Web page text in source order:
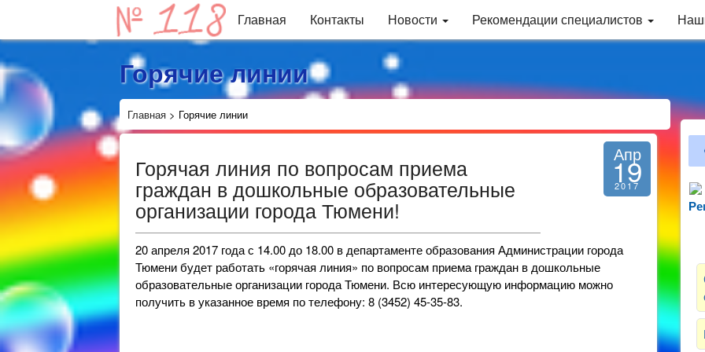
Главная Контакты Новости Рекомендации специалистов
Горячие линии
Главная > Горячие линии
Горячая линия по вопросам приема
граждан в дошкольные образовательные
организации города Тюмени!
Апр
19
2017
20 апреля 2017 года с 14.00 до 18.00 в департаменте образования Администрации города
Тюмени будет работать «горячая линия» по вопросам приема граждан в дошкольные
образовательные организации города Тюмени. Всю интересующую информацию можно
получить в указанное время по телефону: 8 (3452) 45-35-83.